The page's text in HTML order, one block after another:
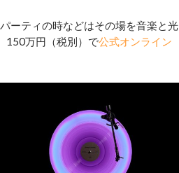
ーティの時などはその場を音楽と光
150万円（税別）で公式オンライン